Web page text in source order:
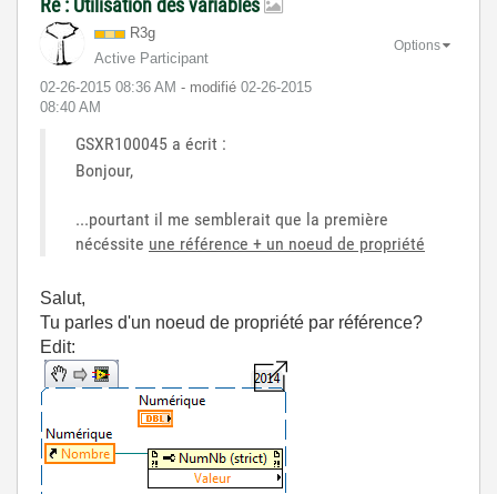
Re : Utilisation des variables
R3g
Active Participant
‎02-26-2015 08:36 AM - modifié ‎02-26-2015
08:40 AM
Options
GSXR100045 a écrit :
Bonjour,
...pourtant il me semblerait que la première
nécéssite une référence + un noeud de propriété
Salut,
Tu parles d'un noeud de propriété par référence?
Edit: